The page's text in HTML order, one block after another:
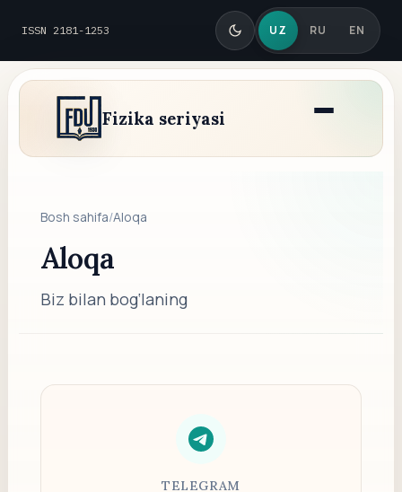
ISSN 2181-1253 UZ RU EN
Fizika seriyasi
Bosh sahifa/Aloqa
Aloqa
Biz bilan bog‘laning
TELEGRAM